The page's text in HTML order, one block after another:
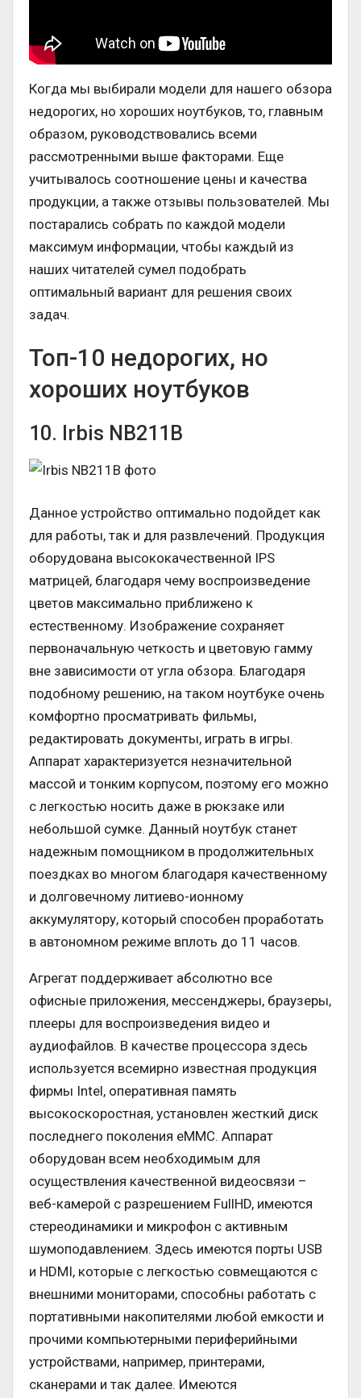
Когда мы выбирали модели для нашего обзора
недорогих, но хороших ноутбуков, то, главным
образом, руководствовались всеми
рассмотренными выше факторами. Еще
учитывалось соотношение цены и качества
продукции, а также отзывы пользователей. Мы
постарались собрать по каждой модели
максимум информации, чтобы каждый из
наших читателей сумел подобрать
оптимальный вариант для решения своих
задач.
Топ-10 недорогих, но
хороших ноутбуков
10. Irbis NB211B
Данное устройство оптимально подойдет как
для работы, так и для развлечений. Продукция
оборудована высококачественной IPS
матрицей, благодаря чему воспроизведение
цветов максимально приближено к
естественному. Изображение сохраняет
первоначальную четкость и цветовую гамму
вне зависимости от угла обзора. Благодаря
подобному решению, на таком ноутбуке очень
комфортно просматривать фильмы,
редактировать документы, играть в игры.
Аппарат характеризуется незначительной
массой и тонким корпусом, поэтому его можно
с легкостью носить даже в рюкзаке или
небольшой сумке. Данный ноутбук станет
надежным помощником в продолжительных
поездках во многом благодаря качественному
и долговечному литиево-ионному
аккумулятору, который способен проработать
в автономном режиме вплоть до 11 часов.
Агрегат поддерживает абсолютно все
офисные приложения, мессенджеры, браузеры,
плееры для воспроизведения видео и
аудиофайлов. В качестве процессора здесь
используется всемирно известная продукция
фирмы Intel, оперативная память
высокоскоростная, установлен жесткий диск
последнего поколения eMMC. Аппарат
оборудован всем необходимым для
осуществления качественной видеосвязи –
веб-камерой с разрешением FullHD, имеются
стереодинамики и микрофон с активным
шумоподавлением. Здесь имеются порты USB
и HDMI, которые с легкостью совмещаются с
внешними мониторами, способны работать с
портативными накопителями любой емкости и
прочими компьютерными периферийными
устройствами, например, принтерами,
сканерами и так далее. Имеются